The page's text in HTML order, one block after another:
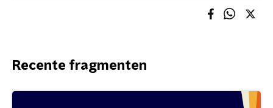
Recente fragmenten